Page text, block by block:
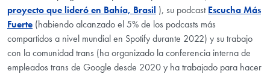
proyecto que lideró en Bahía, Brasil ), su podcastEscucha Más
Fuerte (habiendo alcanzado el 5% de los podcasts más
compartidos a nivel mundial en Spotify durante 2022) y su trabajo
con la comunidad trans (ha organizado la conferencia interna de
empleados trans de Google desde 2020 y ha trabajado para hacer